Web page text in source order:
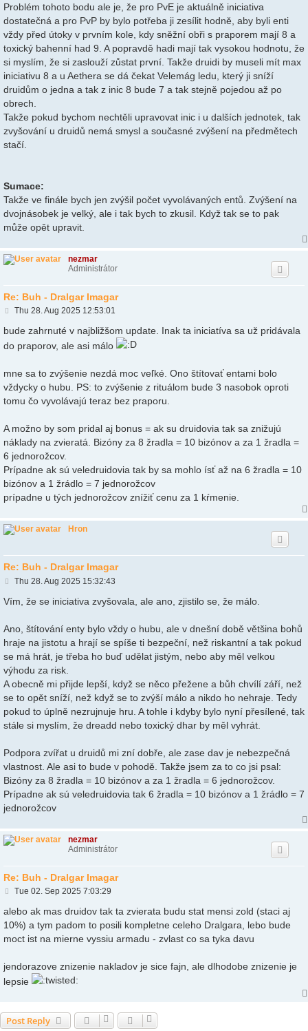
Problém tohoto bodu ale je, že pro PvE je aktuálně iniciativa
dostatečná a pro PvP by bylo potřeba ji zesílit hodně, aby byli enti
vždy před útoky v prvním kole, kdy sněžní obři s praporem mají 8 a
toxický bahenní had 9. A popravdě hadi mají tak vysokou hodnotu, že
si myslím, že si zaslouží zůstat první. Takže druidi by museli mít max
iniciativu 8 a u Aethera se dá čekat Velemág ledu, který ji sníží
druidům o jedna a tak z inic 8 bude 7 a tak stejně pojedou až po
obrech.
Takže pokud bychom nechtěli upravovat inic i u dalších jednotek, tak
zvyšování u druidů nemá smysl a současné zvýšení na předmětech
stačí.
Sumace:
Takže ve finále bych jen zvýšil počet vyvolávaných entů. Zvýšení na
dvojnásobek je velký, ale i tak bych to zkusil. Když tak se to pak
může opět upravit.
nezmar
Administrátor
Re: Buh - Dralgar Imagar
P
s
Thu 28. Aug 2025 12:53:01
bude zahrnuté v najbližšom update. Inak ta iniciatíva sa už pridávala
do praporov, ale asi málo
mne sa to zvýšenie nezdá moc veľké. Ono štítovať entami bolo
vždycky o hubu. PS: to zvýšenie z rituálom bude 3 nasobok oproti
tomu čo vyvolávajú teraz bez praporu.
A možno by som pridal aj bonus = ak su druidovia tak sa znižujú
náklady na zvieratá. Bizóny za 8 žradla = 10 bizónov a za 1 žradla =
6 jednorožcov.
Prípadne ak sú veledruidovia tak by sa mohlo ísť až na 6 žradla = 10
bizónov a 1 žrádlo = 7 jednorožcov
prípadne u tých jednorožcov znížiť cenu za 1 kŕmenie.
Hron
Re: Buh - Dralgar Imagar
P
s
Thu 28. Aug 2025 15:32:43
Vím, že se iniciativa zvyšovala, ale ano, zjistilo se, že málo.
Ano, štítování enty bylo vždy o hubu, ale v dnešní době většina bohů
hraje na jistotu a hrají se spíše ti bezpeční, než riskantní a tak pokud
se má hrát, je třeba ho buď udělat jistým, nebo aby měl velkou
výhodu za risk.
A obecně mi přijde lepší, když se něco přežene a bůh chvílí září, než
se to opět sníží, než když se to zvýší málo a nikdo ho nehraje. Tedy
pokud to úplně nezrujnuje hru. A tohle i kdyby bylo nyní přesílené, tak
stále si myslím, že dreadd nebo toxický dhar by měl vyhrát.
Podpora zvířat u druidů mi zní dobře, ale zase dav je nebezpečná
vlastnost. Ale asi to bude v pohodě. Takže jsem za to co jsi psal:
Bizóny za 8 žradla = 10 bizónov a za 1 žradla = 6 jednorožcov.
Prípadne ak sú veledruidovia tak 6 žradla = 10 bizónov a 1 žrádlo = 7
jednorožcov
nezmar
Administrátor
Re: Buh - Dralgar Imagar
P
s
t
Tue 02. Sep 2025 7:03:29
alebo ak mas druidov tak ta zvierata budu stat mensi zold (staci aj
10%) a tym padom to posili kompletne celeho Dralgara, lebo bude
moct ist na mierne vyssiu armadu - zvlast co sa tyka davu
jendorazove znizenie nakladov je sice fajn, ale dlhodobe znizenie je
lepsie
Post Reply